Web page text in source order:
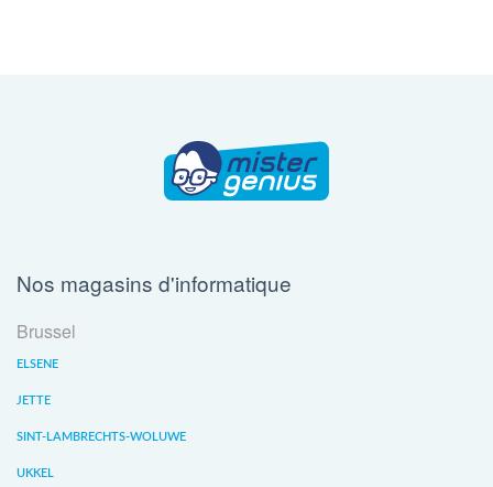
Nos magasins d'informatique
Brussel
ELSENE
JETTE
SINT-LAMBRECHTS-WOLUWE
UKKEL